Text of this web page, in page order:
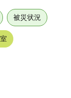
被災状況